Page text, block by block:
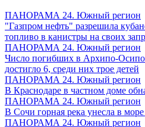
ПАНОРАМА 24. Южный регион
"Газпром нефть" разрешила
топливо в канистры на своих
ПАНОРАМА 24. Южный регион
Число погибших в Архипо-
достигло 6, среди них трое детей
ПАНОРАМА 24. Южный регион
В Краснодаре в частном доме
ПАНОРАМА 24. Южный регион
В Сочи горная река унесла в
ПАНОРАМА 24. Южный регион